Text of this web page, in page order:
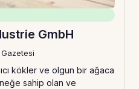
GmbH
kökler ve olgun bir ağaca
sahip olan ve